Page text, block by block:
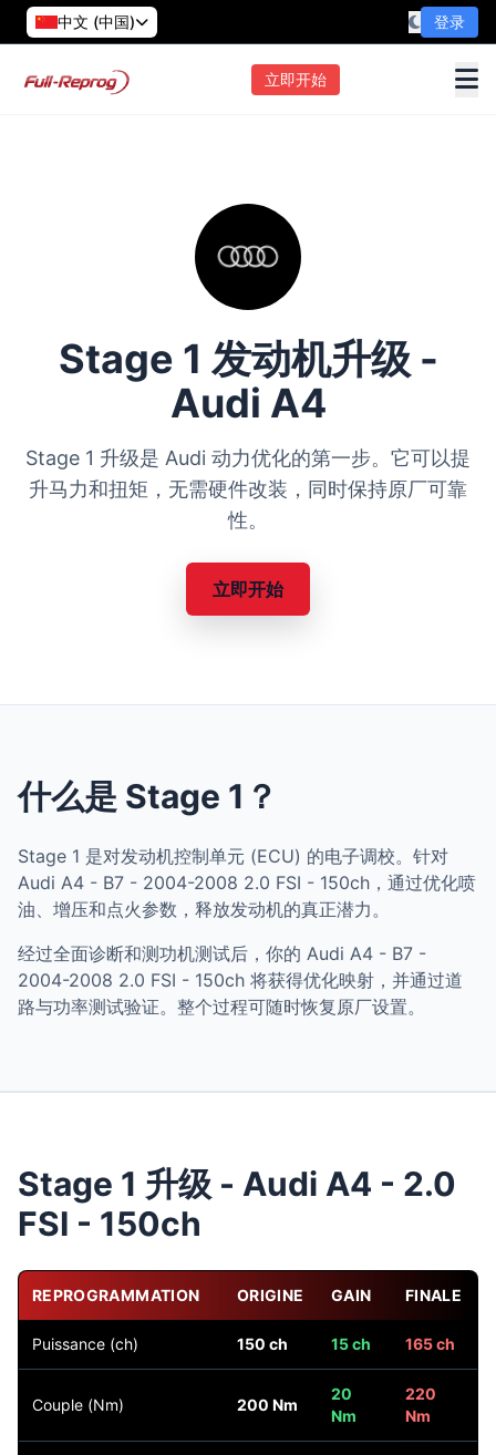
中文 (中国) 登录
立即开始
Stage 1 发动机升级 -
Audi A4
Stage 1 升级是 Audi 动力优化的第一步。它可以提
升马力和扭矩，无需硬件改装，同时保持原厂可靠
性。
立即开始
什么是 Stage 1？
Stage 1 是对发动机控制单元 (ECU) 的电子调校。针对
Audi A4 - B7 - 2004-2008 2.0 FSI - 150ch，通过优化喷
油、增压和点火参数，释放发动机的真正潜力。
经过全面诊断和测功机测试后，你的 Audi A4 - B7 -
2004-2008 2.0 FSI - 150ch 将获得优化映射，并通过道
路与功率测试验证。整个过程可随时恢复原厂设置。
Stage 1 升级 - Audi A4 - 2.0
FSI - 150ch
REPROGRAMMATION ORIGINE GAIN FINALE
Puissance (ch) 150 ch 15 ch 165 ch
Couple (Nm) 200 Nm
20
Nm
220
Nm